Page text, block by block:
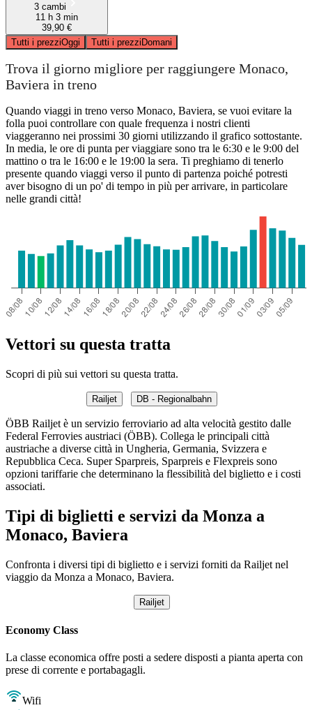
3 cambi
11 h 3 min
39,90 €
Tutti i prezziOggi Tutti i prezziDomani
Trova il giorno migliore per raggiungere Monaco,
Baviera in treno
Quando viaggi in treno verso Monaco, Baviera, se vuoi evitare la
folla puoi controllare con quale frequenza i nostri clienti
viaggeranno nei prossimi 30 giorni utilizzando il grafico sottostante.
In media, le ore di punta per viaggiare sono tra le 6:30 e le 9:00 del
mattino o tra le 16:00 e le 19:00 la sera. Ti preghiamo di tenerlo
presente quando viaggi verso il punto di partenza poiché potresti
aver bisogno di un po' di tempo in più per arrivare, in particolare
nelle grandi città!
Vettori su questa tratta
Scopri di più sui vettori su questa tratta.
Railjet DB - Regionalbahn
ÖBB Railjet è un servizio ferroviario ad alta velocità gestito dalle
Federal Ferrovies austriaci (ÖBB). Collega le principali città
austriache a diverse città in Ungheria, Germania, Svizzera e
Repubblica Ceca. Super Sparpreis, Sparpreis e Flexpreis sono
opzioni tariffarie che determinano la flessibilità del biglietto e i costi
associati.
Tipi di biglietti e servizi da Monza a
Monaco, Baviera
Confronta i diversi tipi di biglietto e i servizi forniti da Railjet nel
viaggio da Monza a Monaco, Baviera.
Railjet
Economy Class
La classe economica offre posti a sedere disposti a pianta aperta con
prese di corrente e portabagagli.
Wifi